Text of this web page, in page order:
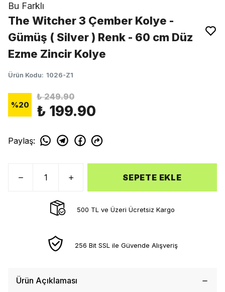
Bu Farklı
The Witcher 3 Çember Kolye -
Gümüş ( Silver ) Renk - 60 cm Düz
Ezme Zincir Kolye
Ürün Kodu: 1026-Z1
%20
₺ 249.90
₺ 199.90
Paylaş:
SEPETE EKLE
500 TL ve Üzeri Ücretsiz Kargo
256 Bit SSL ile Güvende Alışveriş
Ürün Açıklaması